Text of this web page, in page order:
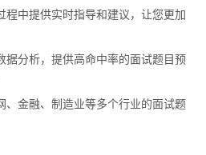
程中提供实时指导和建议，让您更加
据分析，提供高命中率的面试题目预
、金融、制造业等多个行业的面试题